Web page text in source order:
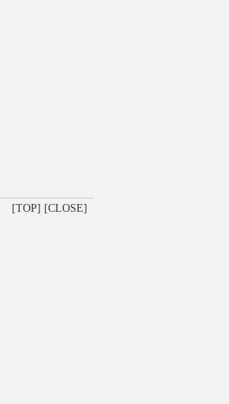
[TOP] [CLOSE]